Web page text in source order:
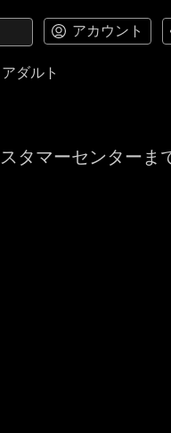
アカウント
アダルト
タマーセンターま